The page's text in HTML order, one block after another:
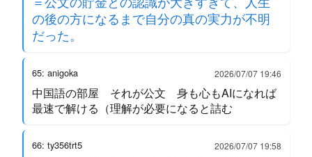
の後の方になるまで自分の真の実力が不明
だった。
65: anigoka 2026/07/07 19:46
中国語の部屋 それが公文 身も心もAIになれば
最速で解ける（理解が必要になると詰む
66: ty356trt5 2026/07/07 19:58